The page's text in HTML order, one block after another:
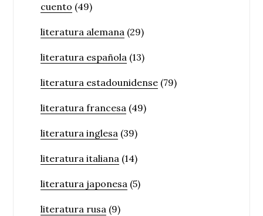
cuento (49)
literatura alemana (29)
literatura española (13)
literatura estadounidense (79)
literatura francesa (49)
literatura inglesa (39)
literatura italiana (14)
literatura japonesa (5)
literatura rusa (9)